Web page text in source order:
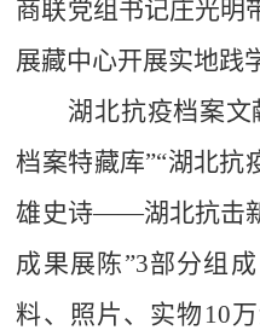
商联党组书记庄光明
展藏中心开展实地践
湖北抗疫档案文
档案特藏库”“湖北抗
雄史诗——湖北抗击
成果展陈”3部分组
料、照片、实物 10